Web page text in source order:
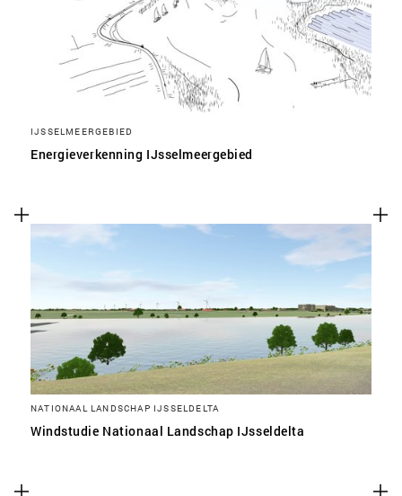
IJSSELMEERGEBIED
Energieverkenning IJsselmeergebied
NATIONAAL LANDSCHAP IJSSELDELTA
Windstudie Nationaal Landschap IJsseldelta